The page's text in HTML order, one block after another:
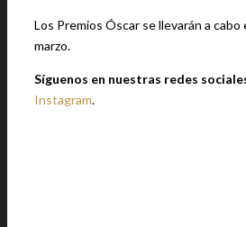
Los Premios Óscar se llevarán a cabo
marzo.
Síguenos en nuestras redes
Instagram.